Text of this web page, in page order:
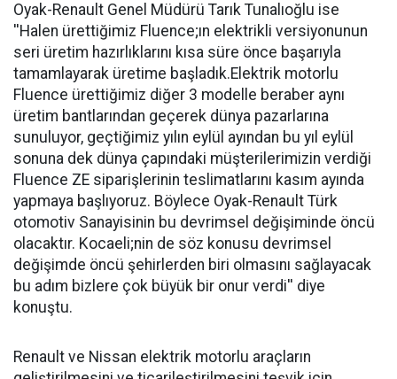
Oyak-Renault Genel Müdürü Tarık Tunalıoğlu ise
''Halen ürettiğimiz Fluence;ın elektrikli versiyonunun
seri üretim hazırlıklarını kısa süre önce başarıyla
tamamlayarak üretime başladık.Elektrik motorlu
Fluence ürettiğimiz diğer 3 modelle beraber aynı
üretim bantlarından geçerek dünya pazarlarına
sunuluyor, geçtiğimiz yılın eylül ayından bu yıl eylül
sonuna dek dünya çapındaki müşterilerimizin verdiği
Fluence ZE siparişlerinin teslimatlarını kasım ayında
yapmaya başlıyoruz. Böylece Oyak-Renault Türk
otomotiv Sanayisinin bu devrimsel değişiminde öncü
olacaktır. Kocaeli;nin de söz konusu devrimsel
değişimde öncü şehirlerden biri olmasını sağlayacak
bu adım bizlere çok büyük bir onur verdi'' diye
konuştu.
Renault ve Nissan elektrik motorlu araçların